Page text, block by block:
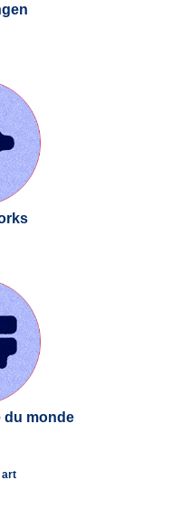
du monde
art